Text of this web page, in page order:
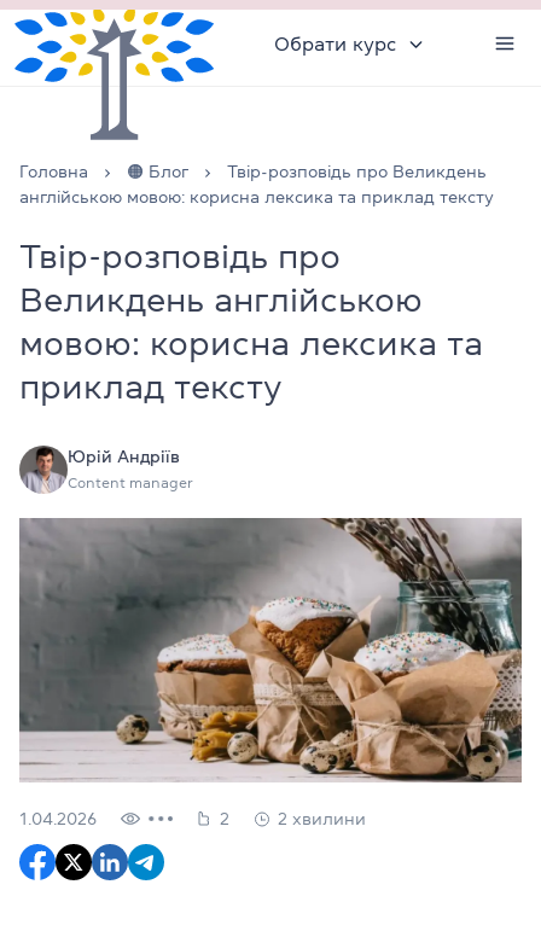
Обрати курс
Головна 🟠 Блог
Твір-розповідь про Великдень
англійською мовою: корисна лексика та приклад тексту
Твір-розповідь про
Великдень англійською
мовою: корисна лексика та
приклад тексту
Юрій Андріїв
Content manager
1.04.2026 2 2 хвилини